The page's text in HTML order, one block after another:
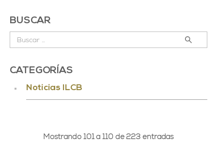
Mostrando 101 a 110 de 223 entradas
BUSCAR
Buscar:
CATEGORÍAS
Noticias ILCB